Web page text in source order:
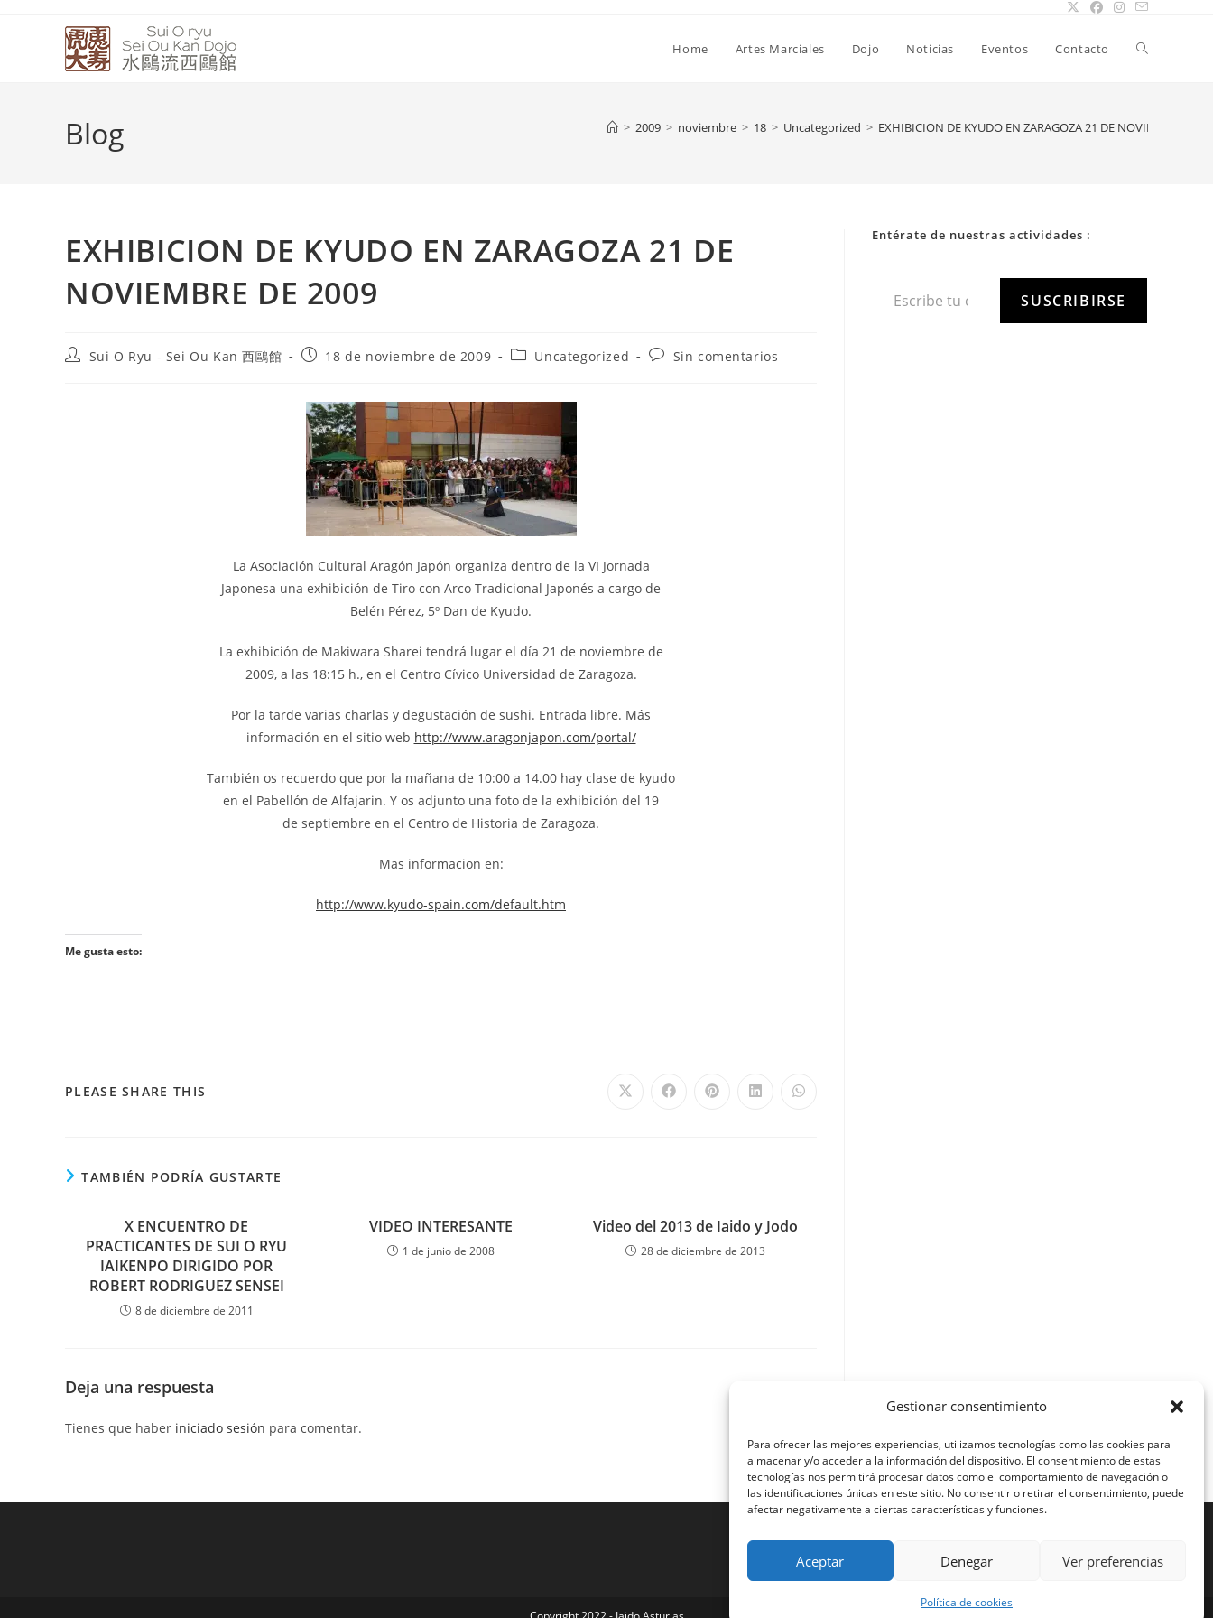
Gestionar consentimiento
Para ofrecer las mejores experiencias, utilizamos tecnologías como las cookies para
almacenar y/o acceder a la información del dispositivo. El consentimiento de estas
tecnologías nos permitirá procesar datos como el comportamiento de navegación o
las identificaciones únicas en este sitio. No consentir o retirar el consentimiento, puede
afectar negativamente a ciertas características y funciones.
Aceptar Denegar Ver preferencias
Política de cookies
Home Artes Marciales Dojo Noticias Eventos Contacto
Blog > 2009 > noviembre > 18 > Uncategorized > EXHIBICION DE KYUDO EN ZARAGOZA 21 DE NOVIEMBRE DE
EXHIBICION DE KYUDO EN ZARAGOZA 21 DE
NOVIEMBRE DE 2009
Sui O Ryu - Sei Ou Kan 西鷗館 18 de noviembre de 2009 Uncategorized Sin comentarios
La Asociación Cultural Aragón Japón organiza dentro de la VI Jornada
Japonesa una exhibición de Tiro con Arco Tradicional Japonés a cargo de
Belén Pérez, 5º Dan de Kyudo.
La exhibición de Makiwara Sharei tendrá lugar el día 21 de noviembre de
2009, a las 18:15 h., en el Centro Cívico Universidad de Zaragoza.
Por la tarde varias charlas y degustación de sushi. Entrada libre. Más
información en el sitio web http://www.aragonjapon.com/portal/
También os recuerdo que por la mañana de 10:00 a 14.00 hay clase de kyudo
en el Pabellón de Alfajarin. Y os adjunto una foto de la exhibición del 19
de septiembre en el Centro de Historia de Zaragoza.
Mas informacion en:
http://www.kyudo-spain.com/default.htm
Me gusta esto:
PLEASE SHARE THIS
TAMBIÉN PODRÍA GUSTARTE
X ENCUENTRO DE
PRACTICANTES DE SUI O RYU
IAIKENPO DIRIGIDO POR
ROBERT RODRIGUEZ SENSEI
8 de diciembre de 2011
VIDEO INTERESANTE
1 de junio de 2008
Video del 2013 de Iaido y Jodo
28 de diciembre de 2013
Deja una respuesta
Tienes que haber iniciado sesión para comentar.
Entérate de nuestras actividades :
SUSCRIBIRSE